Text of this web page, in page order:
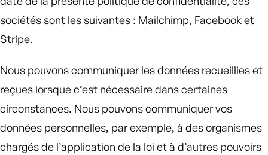
sociétés sont les suivantes : Mailchimp, Facebook et
Stripe.
Nous pouvons communiquer les données recueillies et
reçues lorsque c’est nécessaire dans certaines
circonstances. Nous pouvons communiquer vos
données personnelles, par exemple, à des organismes
chargés de l’application de la loi et à d’autres pouvoirs